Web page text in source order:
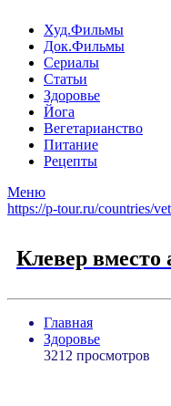
Худ.Фильмы
Док.Фильмы
Сериалы
Статьи
Здоровье
Йога
Вегетарианство
Питание
Рецепты
Меню
https://p-tour.ru/countries/
Клевер вместо
Главная
Здоровье
3212 просмотров